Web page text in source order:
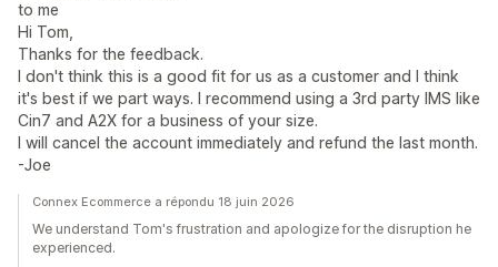
to me
Hi Tom,
Thanks for the feedback.
I don't think this is a good fit for us as a customer and I think
it's best if we part ways. I recommend using a 3rd party IMS like
Cin7 and A2X for a business of your size.
I will cancel the account immediately and refund the last month.
-Joe
Connex Ecommerce a répondu 18 juin 2026
We understand Tom's frustration and apologize for the disruption he
experienced.